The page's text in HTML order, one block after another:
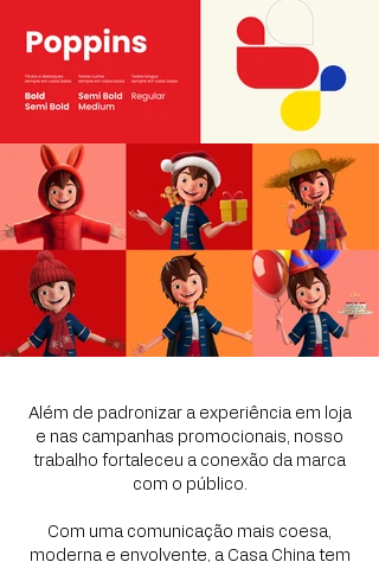
Além de padronizar a experiência em loja
e nas campanhas promocionais, nosso
trabalho fortaleceu a conexão da marca
com o público.
Com uma comunicação mais coesa,
moderna e envolvente, a Casa China tem